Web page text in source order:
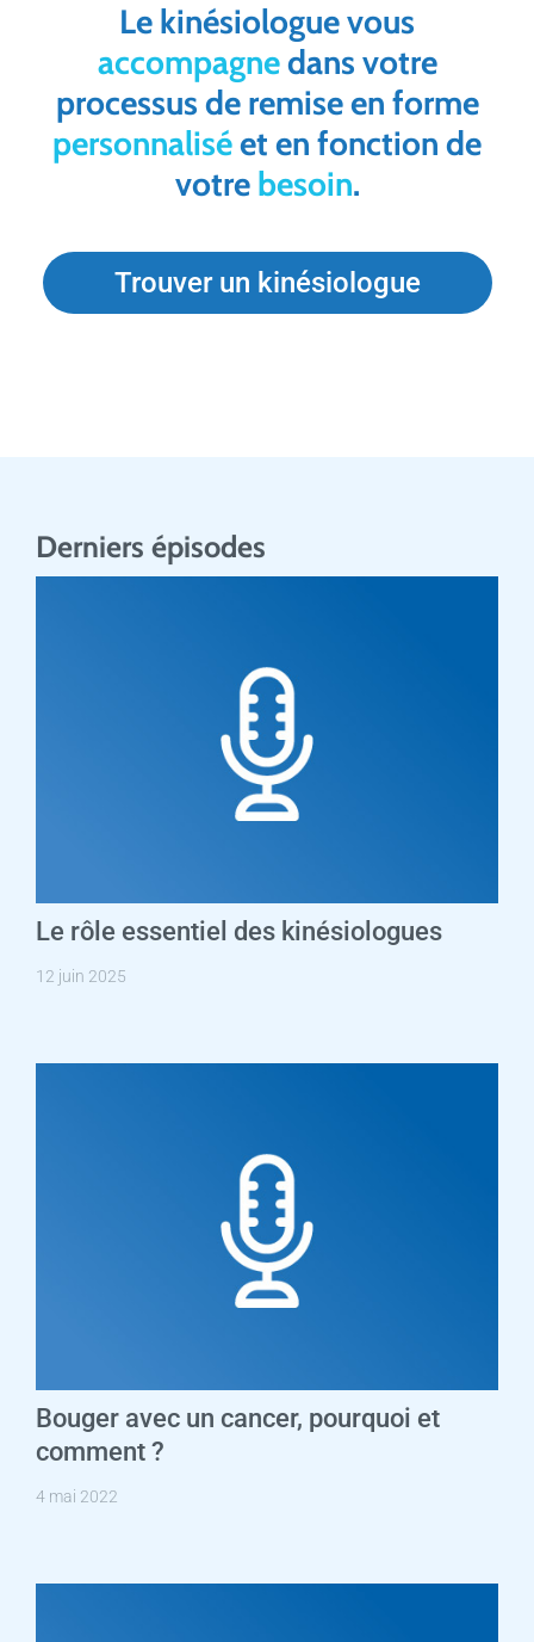
Le kinésiologue vous
accompagnedans votre
processus de remise en forme
personnaliséet en fonction de
votre besoin.
Trouver un kinésiologue
Derniers épisodes
Le rôle essentiel des kinésiologues
12 juin 2025
Bouger avec un cancer, pourquoi et
comment ?
4 mai 2022